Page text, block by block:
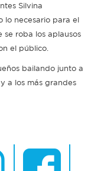
Silvina
lo necesario para el
roba los aplausos
el público.
bailando junto a
a los más grandes